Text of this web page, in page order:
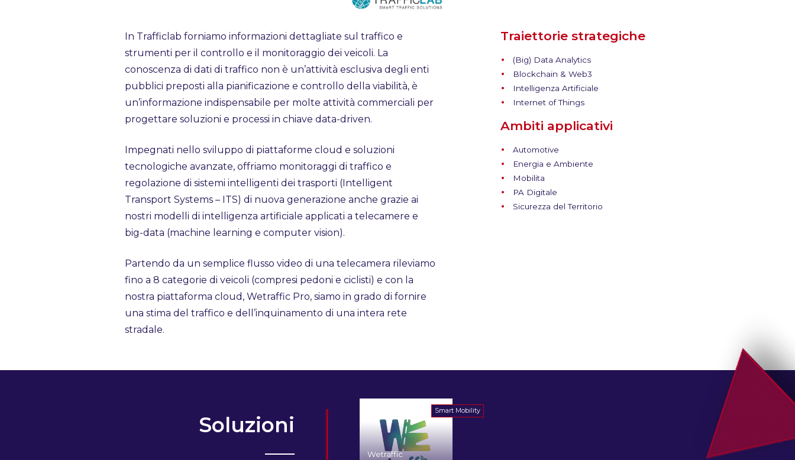
In Trafficlab forniamo informazioni dettagliate sul traffico e
strumenti per il controllo e il monitoraggio dei veicoli. La
conoscenza di dati di traffico non è un’attività esclusiva degli enti
pubblici preposti alla pianificazione e controllo della viabilità, è
un’informazione indispensabile per molte attività commerciali per
progettare soluzioni e processi in chiave data-driven.
Impegnati nello sviluppo di piattaforme cloud e soluzioni
tecnologiche avanzate, offriamo monitoraggi di traffico e
regolazione di sistemi intelligenti dei trasporti (Intelligent
Transport Systems – ITS) di nuova generazione anche grazie ai
nostri modelli di intelligenza artificiale applicati a telecamere e
big-data (machine learning e computer vision).
Partendo da un semplice flusso video di una telecamera rileviamo
fino a 8 categorie di veicoli (compresi pedoni e ciclisti) e con la
nostra piattaforma cloud, Wetraffic Pro, siamo in grado di fornire
una stima del traffico e dell’inquinamento di una intera rete
stradale.
Traiettorie strategiche
(Big) Data Analytics
Blockchain & Web3
Intelligenza Artificiale
Internet of Things
Ambiti applicativi
Automotive
Energia e Ambiente
Mobilita
PA Digitale
Sicurezza del Territorio
Soluzioni
Wetraffic
Smart Mobility